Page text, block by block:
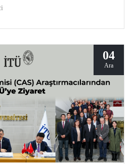
gelen 11 firmasıyla "Staj İş
04
Ara